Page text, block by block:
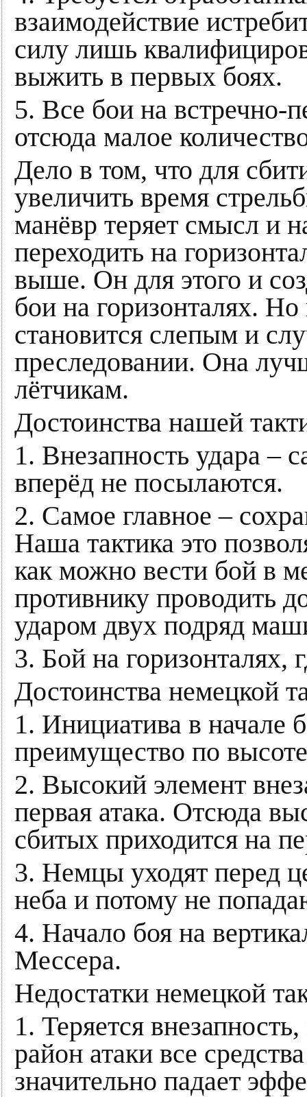
взаимодействие
силу лишь
выжить в первых боях.
5. Все бои на встречно-
отсюда малое
Дело в том, что для
увеличить время
манёвр теряет смысл и
переходить на
выше. Он для этого и
бои на горизонталях.
становится слепым и
преследовании. Она
лётчикам.
Достоинства нашей
1. Внезапность удара –
вперёд не посылаются.
2. Самое главное –
Наша тактика это
как можно вести бой в
противнику проводить
ударом двух подряд
3. Бой на горизонталях,
Достоинства немецкой
1. Инициатива в начале
преимущество по
2. Высокий элемент
первая атака. Отсюда
сбитых приходится на
3. Немцы уходят перед
неба и потому не
4. Начало боя на
Мессера.
Недостатки немецкой
1. Теряется
район атаки все
значительно падает